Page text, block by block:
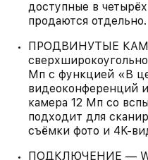
доступные в
продаются отдельно.
ПРОДВИНУТЫЕ
Мп с функцией «В
видеоконференций
камера 12 Мп со
подходит для
съёмки фото и
ПОДКЛЮЧЕНИЕ — Wi-